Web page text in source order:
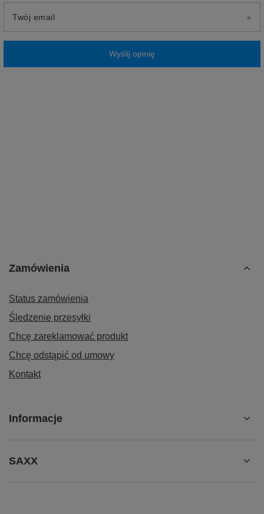
Twój email
Wyślij opinię
Zamówienia
Status zamówienia
Śledzenie przesyłki
Chcę zareklamować produkt
Chcę odstąpić od umowy
Kontakt
Informacje
SAXX